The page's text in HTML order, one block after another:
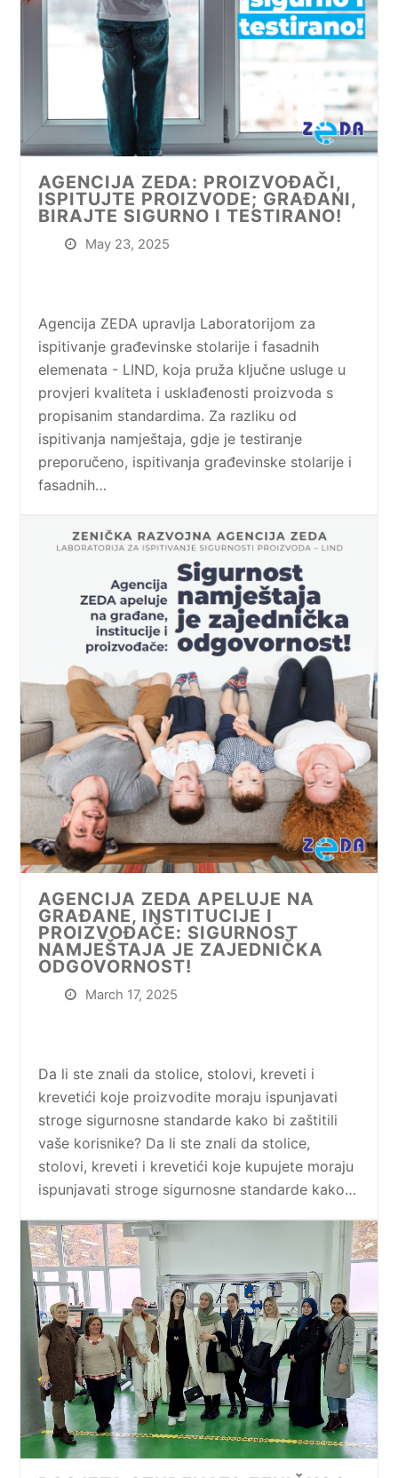
AGENCIJA ZEDA: PROIZVOĐAČI,
ISPITUJTE PROIZVODE; GRAĐANI,
BIRAJTE SIGURNO I TESTIRANO!
May 23, 2025
Agencija ZEDA upravlja Laboratorijom za
ispitivanje građevinske stolarije i fasadnih
elemenata - LIND, koja pruža ključne usluge u
provjeri kvaliteta i usklađenosti proizvoda s
propisanim standardima. Za razliku od
ispitivanja namještaja, gdje je testiranje
preporučeno, ispitivanja građevinske stolarije i
fasadnih…
AGENCIJA ZEDA APELUJE NA
GRAĐANE, INSTITUCIJE I
PROIZVOĐAČE: SIGURNOST
NAMJEŠTAJA JE ZAJEDNIČKA
ODGOVORNOST!
March 17, 2025
Da li ste znali da stolice, stolovi, kreveti i
krevetići koje proizvodite moraju ispunjavati
stroge sigurnosne standarde kako bi zaštitili
vaše korisnike? Da li ste znali da stolice,
stolovi, kreveti i krevetići koje kupujete moraju
ispunjavati stroge sigurnosne standarde kako…